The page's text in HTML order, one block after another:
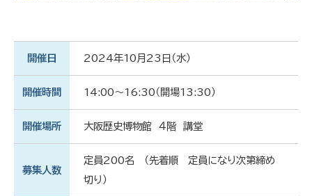
開催日 2024年10月23日（水）
開催時間 14:00～16:30（開場13:30）
開催場所 大阪歴史博物館 ４階 講堂
募集人数
定員200名 （先着順 定員になり次第締め
切り）